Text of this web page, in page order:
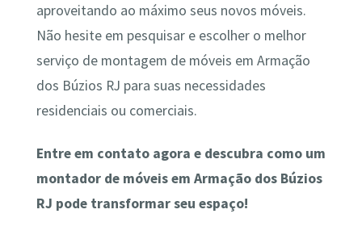
aproveitando ao máximo seus novos móveis.
Não hesite em pesquisar e escolher o melhor
serviço de montagem de móveis em Armação
dos Búzios RJ para suas necessidades
residenciais ou comerciais.
Entre em contato agora e descubra como um
montador de móveis em Armação dos Búzios
RJ pode transformar seu espaço!